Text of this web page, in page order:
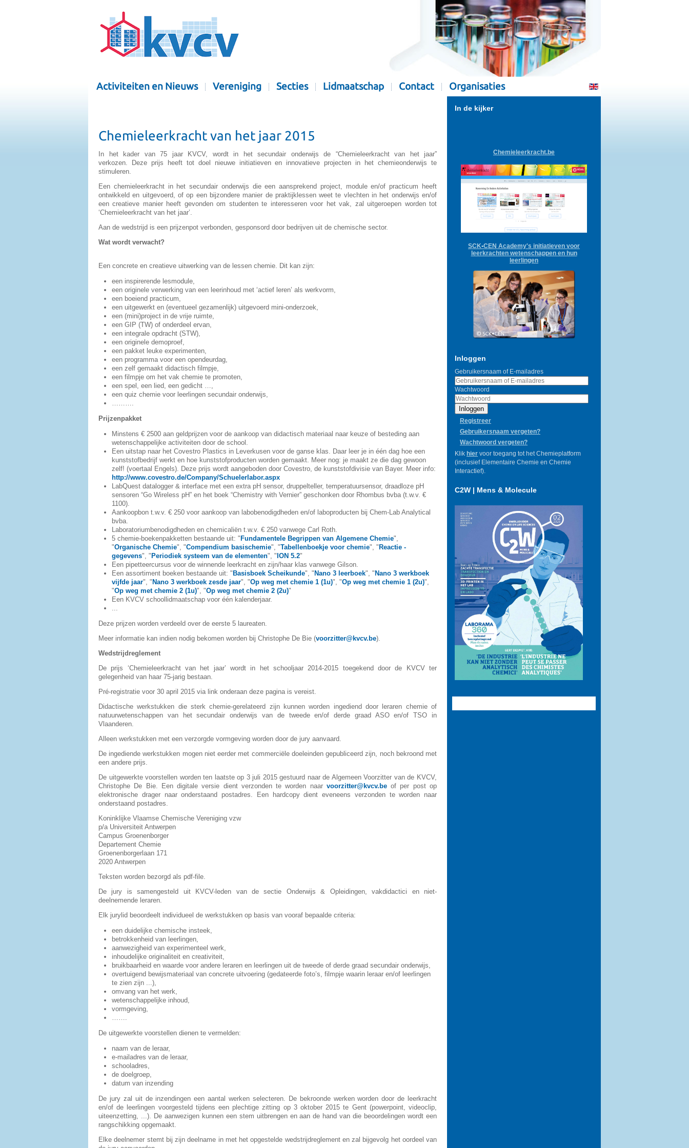
Activiteiten en Nieuws Vereniging Secties Lidmaatschap Contact Organisaties
Chemieleerkracht van het jaar 2015
In het kader van 75 jaar KVCV, wordt in het secundair onderwijs de “Chemieleerkracht van het jaar”
verkozen. Deze prijs heeft tot doel nieuwe initiatieven en innovatieve projecten in het chemieonderwijs te
stimuleren.
Een chemieleerkracht in het secundair onderwijs die een aansprekend project, module en/of practicum heeft
ontwikkeld en uitgevoerd, of op een bijzondere manier de praktijklessen weet te vlechten in het onderwijs en/of
een creatieve manier heeft gevonden om studenten te interesseren voor het vak, zal uitgeroepen worden tot
‘Chemieleerkracht van het jaar’.
Aan de wedstrijd is een prijzenpot verbonden, gesponsord door bedrijven uit de chemische sector.
Wat wordt verwacht?
Een concrete en creatieve uitwerking van de lessen chemie. Dit kan zijn:
een inspirerende lesmodule,
een originele verwerking van een leerinhoud met ‘actief leren’ als werkvorm,
een boeiend practicum,
een uitgewerkt en (eventueel gezamenlijk) uitgevoerd mini-onderzoek,
een (mini)project in de vrije ruimte,
een GIP (TW) of onderdeel ervan,
een integrale opdracht (STW),
een originele demoproef,
een pakket leuke experimenten,
een programma voor een opendeurdag,
een zelf gemaakt didactisch filmpje,
een filmpje om het vak chemie te promoten,
een spel, een lied, een gedicht …,
een quiz chemie voor leerlingen secundair onderwijs,
……….
Prijzenpakket
Minstens € 2500 aan geldprijzen voor de aankoop van didactisch materiaal naar keuze of besteding aan
wetenschappelijke activiteiten door de school.
Een uitstap naar het Covestro Plastics in Leverkusen voor de ganse klas. Daar leer je in één dag hoe een
kunststofbedrijf werkt en hoe kunststofproducten worden gemaakt. Meer nog: je maakt ze die dag gewoon
zelf! (voertaal Engels). Deze prijs wordt aangeboden door Covestro, de kunststofdivisie van Bayer. Meer info:
http://www.covestro.de/Company/Schuelerlabor.aspx
LabQuest datalogger & interface met een extra pH sensor, druppelteller, temperatuursensor, draadloze pH
sensoren “Go Wireless pH” en het boek “Chemistry with Vernier” geschonken door Rhombus bvba (t.w.v. €
1100).
Aankoopbon t.w.v. € 250 voor aankoop van labobenodigdheden en/of laboproducten bij Chem-Lab Analytical
bvba.
Laboratoriumbenodigdheden en chemicaliën t.w.v. € 250 vanwege Carl Roth.
5 chemie-boekenpakketten bestaande uit: " Fundamentele Begrippen van Algemene Chemie",
"Organische Chemie", "Compendium basischemie", "Tabellenboekje voor chemie", " Reactie -
gegevens", " Periodiek systeem van de elementen", " ION 5.2"
Een pipetteercursus voor de winnende leerkracht en zijn/haar klas vanwege Gilson.
Een assortiment boeken bestaande uit: " Basisboek Scheikunde", " Nano 3 leerboek", " Nano 3 werkboek
vijfde jaar", " Nano 3 werkboek zesde jaar", "Op weg met chemie 1 (1u)", "Op weg met chemie 1 (2u)",
"Op weg met chemie 2 (1u)", "Op weg met chemie 2 (2u)"
Een KVCV schoollidmaatschap voor één kalenderjaar.
...
Deze prijzen worden verdeeld over de eerste 5 laureaten.
Meer informatie kan indien nodig bekomen worden bij Christophe De Bie (voorzitter@kvcv.be).
Wedstrijdreglement
De prijs ‘Chemieleerkracht van het jaar’ wordt in het schooljaar 2014-2015 toegekend door de KVCV ter
gelegenheid van haar 75-jarig bestaan.
Pré-registratie voor 30 april 2015 via link onderaan deze pagina is vereist.
Didactische werkstukken die sterk chemie-gerelateerd zijn kunnen worden ingediend door leraren chemie of
natuurwetenschappen van het secundair onderwijs van de tweede en/of derde graad ASO en/of TSO in
Vlaanderen.
Alleen werkstukken met een verzorgde vormgeving worden door de jury aanvaard.
De ingediende werkstukken mogen niet eerder met commerciële doeleinden gepubliceerd zijn, noch bekroond met
een andere prijs.
De uitgewerkte voorstellen worden ten laatste op 3 juli 2015 gestuurd naar de Algemeen Voorzitter van de KVCV,
Christophe De Bie. Een digitale versie dient verzonden te worden naar voorzitter@kvcv.beof per post op
elektronische drager naar onderstaand postadres. Een hardcopy dient eveneens verzonden te worden naar
onderstaand postadres.
Koninklijke Vlaamse Chemische Vereniging vzw
p/a Universiteit Antwerpen
Campus Groenenborger
Departement Chemie
Groenenborgerlaan 171
2020 Antwerpen
Teksten worden bezorgd als pdf-file.
De jury is samengesteld uit KVCV-leden van de sectie Onderwijs & Opleidingen, vakdidactici en niet-
deelnemende leraren.
Elk jurylid beoordeelt individueel de werkstukken op basis van vooraf bepaalde criteria:
een duidelijke chemische insteek,
betrokkenheid van leerlingen,
aanwezigheid van experimenteel werk,
inhoudelijke originaliteit en creativiteit,
bruikbaarheid en waarde voor andere leraren en leerlingen uit de tweede of derde graad secundair onderwijs,
overtuigend bewijsmateriaal van concrete uitvoering (gedateerde foto’s, filmpje waarin leraar en/of leerlingen
te zien zijn ...),
omvang van het werk,
wetenschappelijke inhoud,
vormgeving,
…….
De uitgewerkte voorstellen dienen te vermelden:
naam van de leraar,
e-mailadres van de leraar,
schooladres,
de doelgroep,
datum van inzending
De jury zal uit de inzendingen een aantal werken selecteren. De bekroonde werken worden door de leerkracht
en/of de leerlingen voorgesteld tijdens een plechtige zitting op 3 oktober 2015 te Gent (powerpoint, videoclip,
uiteenzetting, ...). De aanwezigen kunnen een stem uitbrengen en aan de hand van die beoordelingen wordt een
rangschikking opgemaakt.
Elke deelnemer stemt bij zijn deelname in met het opgestelde wedstrijdreglement en zal bijgevolg het oordeel van
In de kijker
Chemieleerkracht.be
SCK•CEN Academy's initiatieven voor
leerkrachten wetenschappen en hun
leerlingen
Inloggen
Gebruikersnaam of E-mailadres
Wachtwoord
Inloggen
Registreer
Gebruikersnaam vergeten?
Wachtwoord vergeten?
Klik hier voor toegang tot het Chemieplatform
(inclusief Elementaire Chemie en Chemie
Interactief).
C2W | Mens & Molecule